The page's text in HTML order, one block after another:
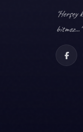
"Herşey
bitmez..."